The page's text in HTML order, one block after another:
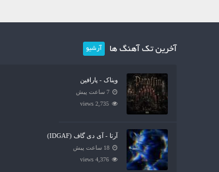
آخرین تک آهنگ ها آرشیو
ویناک - پارافین
7 ساعت پیش
2,735 views
آرتا - آی دی گاف (IDGAF)
18 ساعت پیش
4,376 views